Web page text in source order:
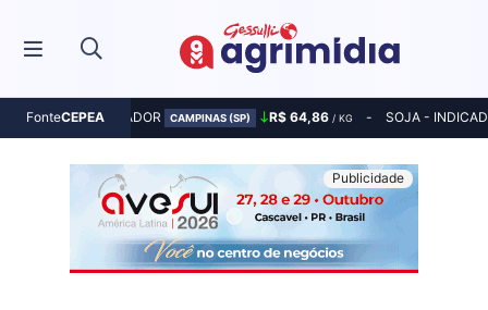
FonteCEPEA
MILHO - INDICADOR CAMPINAS (SP) R$ 64,86 / KG SOJA -